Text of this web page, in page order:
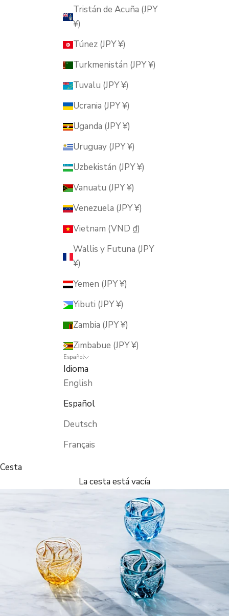
Tristán de Acuña (JPY
¥)
Túnez (JPY ¥)
Turkmenistán (JPY ¥)
Tuvalu (JPY ¥)
Ucrania (JPY ¥)
Uganda (JPY ¥)
Uruguay (JPY ¥)
Uzbekistán (JPY ¥)
Vanuatu (JPY ¥)
Venezuela (JPY ¥)
Vietnam (VND ₫)
Wallis y Futuna (JPY
¥)
Yemen (JPY ¥)
Yibuti (JPY ¥)
Zambia (JPY ¥)
Zimbabue (JPY ¥)
Español
Idioma
English
Español
Deutsch
Français
Cesta
La cesta está vacía